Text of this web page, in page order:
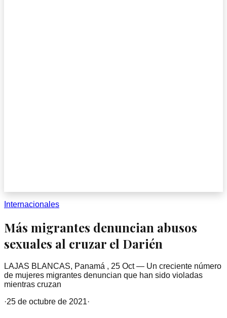
Internacionales
Más migrantes denuncian abusos
sexuales al cruzar el Darién
LAJAS BLANCAS, Panamá , 25 Oct — Un creciente número
de mujeres migrantes denuncian que han sido violadas
mientras cruzan
·25 de octubre de 2021·